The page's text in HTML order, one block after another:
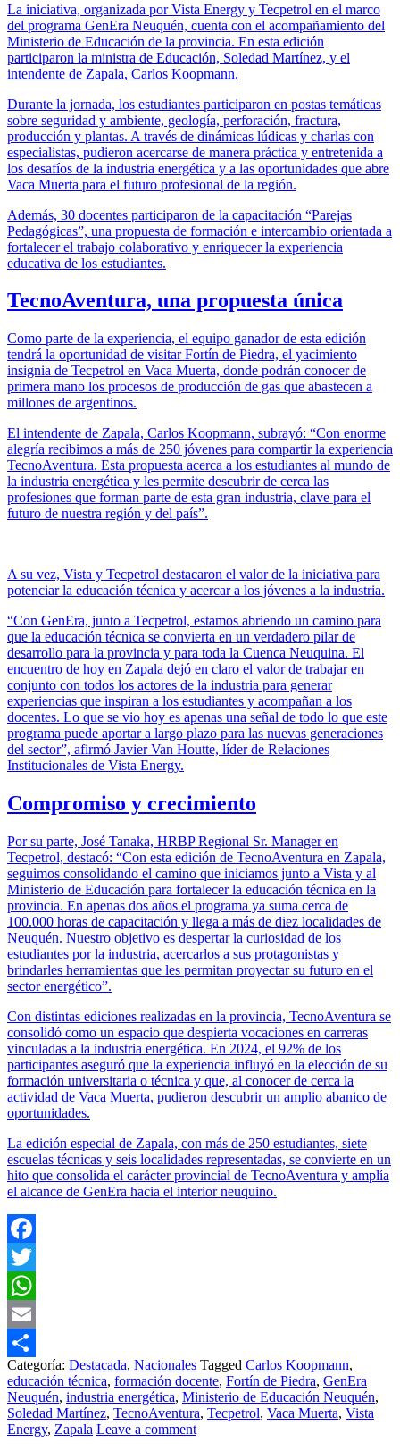
La iniciativa, organizada por Vista Energy y Tecpetrol en el marco
del programa GenEra Neuquén, cuenta con el acompañamiento del
Ministerio de Educación de la provincia. En esta edición
participaron la ministra de Educación, Soledad Martínez, y el
intendente de Zapala, Carlos Koopmann.
Durante la jornada, los estudiantes participaron en postas temáticas
sobre seguridad y ambiente, geología, perforación, fractura,
producción y plantas. A través de dinámicas lúdicas y charlas con
especialistas, pudieron acercarse de manera práctica y entretenida a
los desafíos de la industria energética y a las oportunidades que abre
Vaca Muerta para el futuro profesional de la región.
Además, 30 docentes participaron de la capacitación “Parejas
Pedagógicas”, una propuesta de formación e intercambio orientada a
fortalecer el trabajo colaborativo y enriquecer la experiencia
educativa de los estudiantes.
TecnoAventura, una propuesta única
Como parte de la experiencia, el equipo ganador de esta edición
tendrá la oportunidad de visitar Fortín de Piedra, el yacimiento
insignia de Tecpetrol en Vaca Muerta, donde podrán conocer de
primera mano los procesos de producción de gas que abastecen a
millones de argentinos.
El intendente de Zapala, Carlos Koopmann, subrayó: “Con enorme
alegría recibimos a más de 250 jóvenes para compartir la experiencia
TecnoAventura. Esta propuesta acerca a los estudiantes al mundo de
la industria energética y les permite descubrir de cerca las
profesiones que forman parte de esta gran industria, clave para el
futuro de nuestra región y del país”.
A su vez, Vista y Tecpetrol destacaron el valor de la iniciativa para
potenciar la educación técnica y acercar a los jóvenes a la industria.
“Con GenEra, junto a Tecpetrol, estamos abriendo un camino para
que la educación técnica se convierta en un verdadero pilar de
desarrollo para la provincia y para toda la Cuenca Neuquina. El
encuentro de hoy en Zapala dejó en claro el valor de trabajar en
conjunto con todos los actores de la industria para generar
experiencias que inspiran a los estudiantes y acompañan a los
docentes. Lo que se vio hoy es apenas una señal de todo lo que este
programa puede aportar a largo plazo para las nuevas generaciones
del sector”, afirmó Javier Van Houtte, líder de Relaciones
Institucionales de Vista Energy.
Compromiso y crecimiento
Por su parte, José Tanaka, HRBP Regional Sr. Manager en
Tecpetrol, destacó: “Con esta edición de TecnoAventura en Zapala,
seguimos consolidando el camino que iniciamos junto a Vista y al
Ministerio de Educación para fortalecer la educación técnica en la
provincia. En apenas dos años el programa ya suma cerca de
100.000 horas de capacitación y llega a más de diez localidades de
Neuquén. Nuestro objetivo es despertar la curiosidad de los
estudiantes por la industria, acercarlos a sus protagonistas y
brindarles herramientas que les permitan proyectar su futuro en el
sector energético”.
Con distintas ediciones realizadas en la provincia, TecnoAventura se
consolidó como un espacio que despierta vocaciones en carreras
vinculadas a la industria energética. En 2024, el 92% de los
participantes aseguró que la experiencia influyó en la elección de su
formación universitaria o técnica y que, al conocer de cerca la
actividad de Vaca Muerta, pudieron descubrir un amplio abanico de
oportunidades.
La edición especial de Zapala, con más de 250 estudiantes, siete
escuelas técnicas y seis localidades representadas, se convierte en un
hito que consolida el carácter provincial de TecnoAventura y amplía
el alcance de GenEra hacia el interior neuquino.
Facebook
Twitter
WhatsApp
Email
Share
Categoría: Destacada, Nacionales Tagged Carlos Koopmann,
educación técnica, formación docente, Fortín de Piedra, GenEra
Neuquén, industria energética, Ministerio de Educación Neuquén,
Soledad Martínez, TecnoAventura, Tecpetrol, Vaca Muerta, Vista
Energy, Zapala Leave a comment